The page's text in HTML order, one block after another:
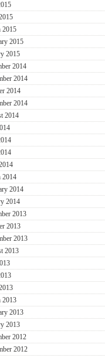
2015
2015
2015
2014
2014
2014
2014
2014
2014
2014
2014
2013
2013
2013
2013
2013
2013
2013
2012
2012